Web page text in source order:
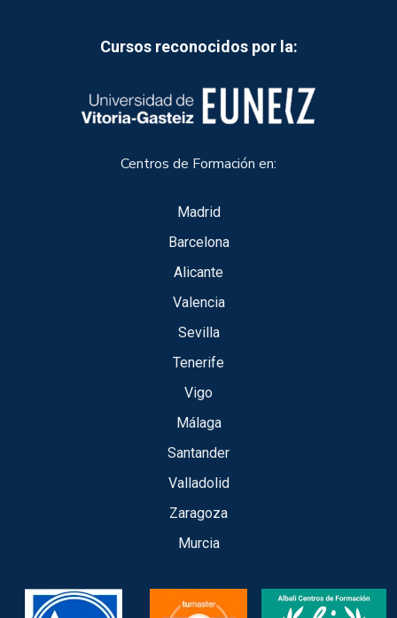
Cursos reconocidos por la:
Centros de Formación en:
Madrid
Barcelona
Alicante
Valencia
Sevilla
Tenerife
Vigo
Málaga
Santander
Valladolid
Zaragoza
Murcia